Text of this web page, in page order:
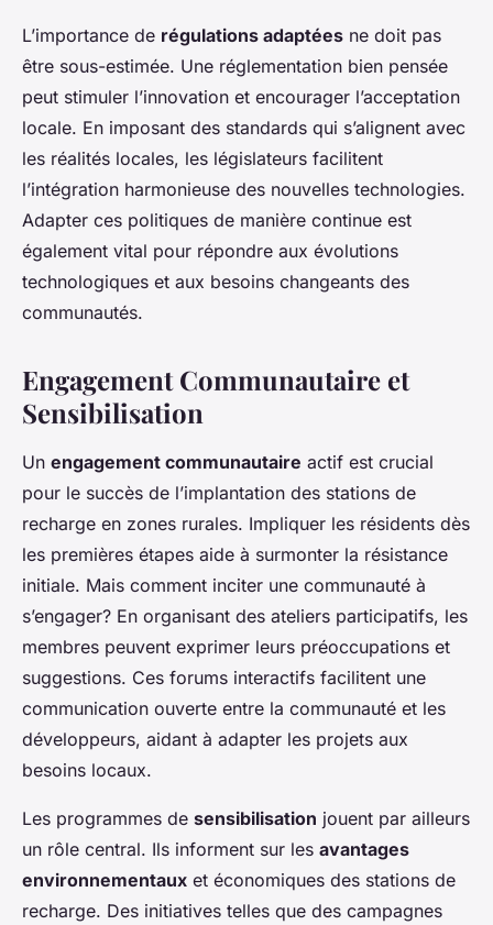
L’importance de régulations adaptées ne doit pas
être sous-estimée. Une réglementation bien pensée
peut stimuler l’innovation et encourager l’acceptation
locale. En imposant des standards qui s’alignent avec
les réalités locales, les législateurs facilitent
l’intégration harmonieuse des nouvelles technologies.
Adapter ces politiques de manière continue est
également vital pour répondre aux évolutions
technologiques et aux besoins changeants des
communautés.
Engagement Communautaire et
Sensibilisation
Un engagement communautaire actif est crucial
pour le succès de l’implantation des stations de
recharge en zones rurales. Impliquer les résidents dès
les premières étapes aide à surmonter la résistance
initiale. Mais comment inciter une communauté à
s’engager? En organisant des ateliers participatifs, les
membres peuvent exprimer leurs préoccupations et
suggestions. Ces forums interactifs facilitent une
communication ouverte entre la communauté et les
développeurs, aidant à adapter les projets aux
besoins locaux.
Les programmes de sensibilisation jouent par ailleurs
un rôle central. Ils informent sur les avantages
environnementaux et économiques des stations de
recharge. Des initiatives telles que des campagnes